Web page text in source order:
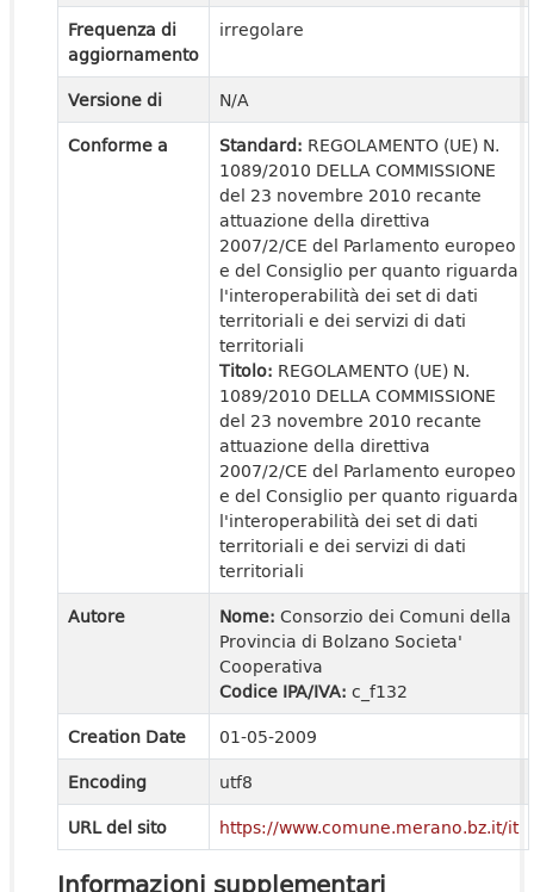
Frequenza di
aggiornamento
irregolare
Versione di
N/A
Conforme a
Standard: REGOLAMENTO (UE) N.
1089/2010 DELLA COMMISSIONE
del 23 novembre 2010 recante
attuazione della direttiva
2007/2/CE del Parlamento europeo
e del Consiglio per quanto riguarda
l'interoperabilità dei set di dati
territoriali e dei servizi di dati
territoriali
Titolo: REGOLAMENTO (UE) N.
1089/2010 DELLA COMMISSIONE
del 23 novembre 2010 recante
attuazione della direttiva
2007/2/CE del Parlamento europeo
e del Consiglio per quanto riguarda
l'interoperabilità dei set di dati
territoriali e dei servizi di dati
territoriali
Autore
Nome: Consorzio dei Comuni della
Provincia di Bolzano Societa'
Cooperativa
Codice IPA/IVA: c_f132
Creation Date
01-05-2009
Encoding
utf8
URL del sito
https://www.comune.merano.bz.it/it
Informazioni supplementari